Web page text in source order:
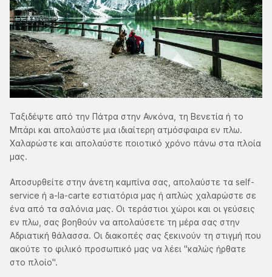
Ταξιδέψτε από την Πάτρα στην Ανκόνα, τη Βενετία ή το
Μπάρι και απολαύστε μια ιδιαίτερη ατμόσφαιρα εν πλω.
Χαλαρώστε και απολαύστε ποιοτικό χρόνο πάνω στα πλοία
μας.
Αποσυρθείτε στην άνετη καμπίνα σας, απολαύστε τα self-
service ή a-la-carte εστιατόρια μας ή απλώς χαλαρώστε σε
ένα από τα σαλόνια μας. Οι τεράστιοι χώροι και οι γεύσεις
εν πλω, σας βοηθούν να απολαύσετε τη μέρα σας στην
Αδριατική θάλασσα. Οι διακοπές σας ξεκινούν τη στιγμή που
ακούτε το φιλικό προσωπικό μας να λέει "καλώς ήρθατε
στο πλοίο".